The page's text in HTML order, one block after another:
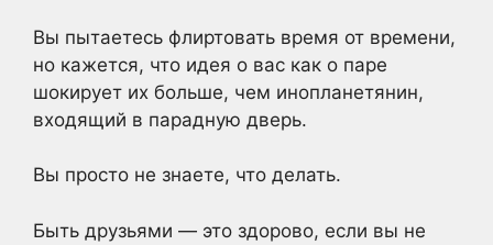
Вы пытаетесь флиртовать время от времени,
но кажется, что идея о вас как о паре
шокирует их больше, чем инопланетянин,
входящий в парадную дверь.
Вы просто не знаете, что делать.
Быть друзьями — это здорово, если вы не